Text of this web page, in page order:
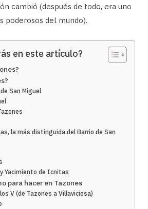
cambió (después de todo, era uno
poderosos del mundo).
en este artículo?
San Miguel
la más distinguida del Barrio de San
Yacimiento de Icnitas
para hacer en Tazones
V (de Tazones a Villaviciosa)